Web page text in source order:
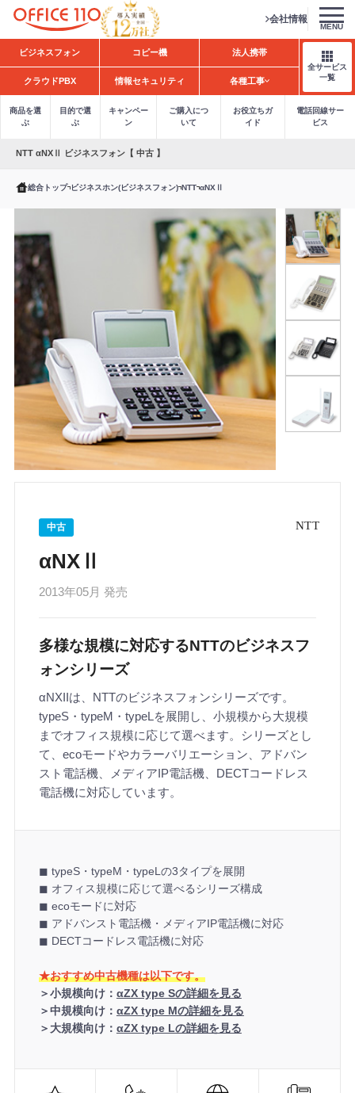
H
o
会社情報
MENU
ビジネスフォン コピー機 法人携帯
クラウドPBX 情報セキュリティ 各種工事
全サービス
一覧
商品を選
ぶ
目的で選
ぶ
キャンペー
ン
ご購入につ
いて
お役立ちガ
イド
電話回線サー
ビス
NTT αNXⅡ ビジネスフォン【 中古 】
総合トップ ビジネスホン(ビジネスフォン) NTT αNXⅡ
αNXⅡ
2013年05月 発売
中古
多様な規模に対応するNTTのビジネスフ
ォンシリーズ
αNXIIは、NTTのビジネスフォンシリーズです。
typeS・typeM・typeLを展開し、小規模から大規模
までオフィス規模に応じて選べます。シリーズとし
て、ecoモードやカラーバリエーション、アドバン
スト電話機、メディアIP電話機、DECTコードレス
電話機に対応しています。
◼︎ typeS・typeM・typeLの3タイプを展開
◼︎ オフィス規模に応じて選べるシリーズ構成
◼︎ ecoモードに対応
◼︎ アドバンスト電話機・メディアIP電話機に対応
◼︎ DECTコードレス電話機に対応
★おすすめ中古機種は以下です。
＞小規模向け： αZX type Sの詳細を見る
＞中規模向け： αZX type Mの詳細を見る
＞大規模向け： αZX type Lの詳細を見る